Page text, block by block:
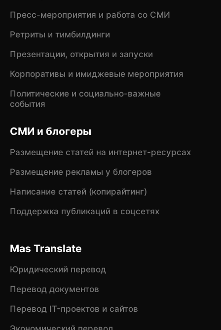
Пресс-мероприятия и работа со СМИ
Ретриты и тимбилдинги
Презентации, открытия и запуски
Корпоративы и имиджевые мероприятия
Политические и социально-важные
события
СМИ и блогеры
Размещение статей на интернет-ресурсах
Размещение рекламы у блогеров
Написание статей (копирайтинг)
Поддержка публикаций в соцсетях
Mas Translate
Юридический перевод
Перевод документов
Перевод IT-проектов и сайтов